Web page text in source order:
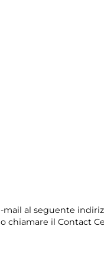
mail al seguente
chiamare il Contact